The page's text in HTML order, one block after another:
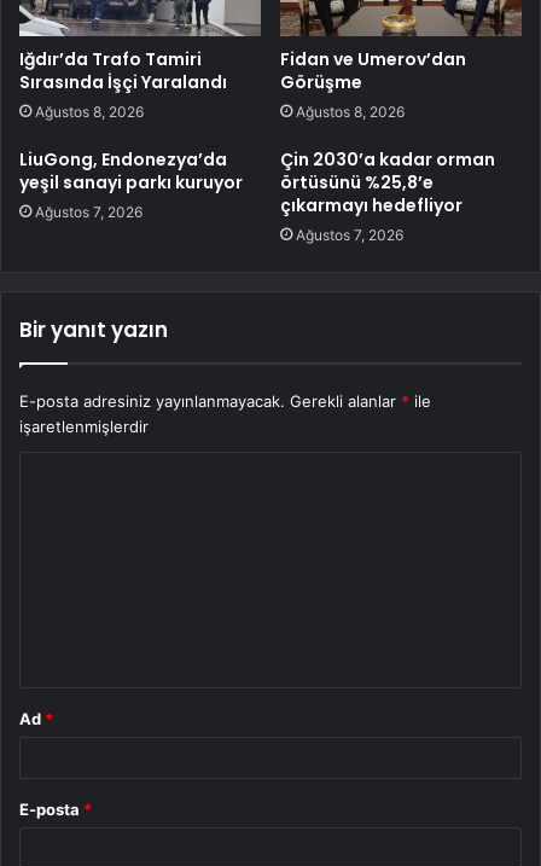
Iğdır’da Trafo Tamiri
Sırasında İşçi Yaralandı
Ağustos 8, 2026
Fidan ve Umerov’dan
Görüşme
Ağustos 8, 2026
LiuGong, Endonezya’da
yeşil sanayi parkı kuruyor
Ağustos 7, 2026
Çin 2030’a kadar orman
örtüsünü %25,8’e
çıkarmayı hedefliyor
Ağustos 7, 2026
Bir yanıt yazın
E-posta adresiniz yayınlanmayacak. Gerekli alanlar * ile
işaretlenmişlerdir
Ad *
E-posta *